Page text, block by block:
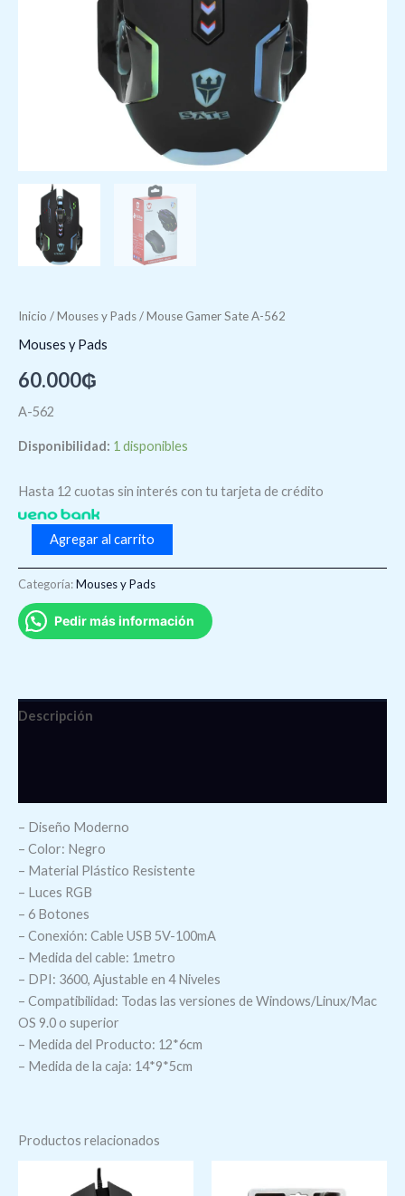
Inicio /Mouses y Pads/ Mouse Gamer Sate A-562
Mouses y Pads
60.000₲
A-562
Disponibilidad: 1 disponibles
Hasta 12 cuotas sin interés con tu tarjeta de crédito
Agregar al carrito
Categoría:Mouses y Pads
Pedir más información
Descripción
– Diseño Moderno
– Color: Negro
– Material Plástico Resistente
– Luces RGB
– 6 Botones
– Conexión: Cable USB 5V-100mA
– Medida del cable: 1metro
– DPI: 3600, Ajustable en 4 Niveles
– Compatibilidad: Todas las versiones de Windows/Linux/Mac
OS 9.0 o superior
– Medida del Producto: 12*6cm
– Medida de la caja: 14*9*5cm
Productos relacionados